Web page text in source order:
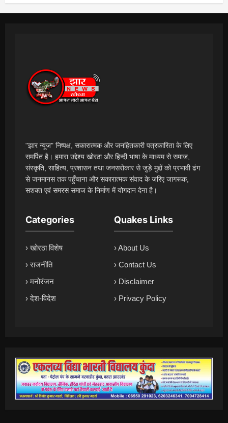
"झार न्यूज" निष्पक्ष, सकारात्मक और जनहितकारी पत्रकारिता के लिए
समर्पित है। हमारा उद्देश्य खोरठा और हिन्दी भाषा के माध्यम से समाज,
संस्कृति, साहित्य, प्रशासन तथा जनसरोकार से जुड़े मुद्दों को प्रभावी ढंग
से जनमानस तक पहुँचाना और सकारात्मक संवाद के जरिए जागरूक,
सशक्त एवं समरस समाज के निर्माण में योगदान देना है।
Categories
› खोरठा विशेष
› राजनीति
› मनोरंजन
› देश-विदेश
Quakes Links
› About Us
› Contact Us
› Disclaimer
› Privacy Policy